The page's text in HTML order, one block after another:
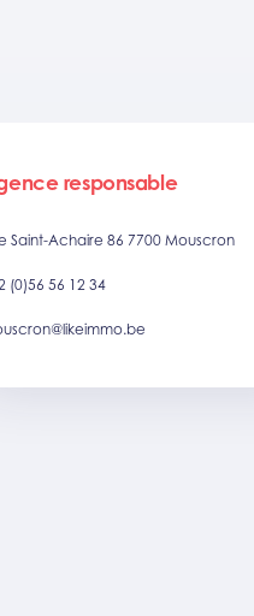
responsable
Saint-Achaire 86 7700 Mouscron
(0)56 56 12 34